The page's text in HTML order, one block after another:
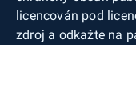
licencován pod
zdroj a odkažte na